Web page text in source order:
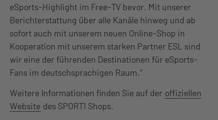
eSports-Highlight im Free-TV bevor. Mit unserer
Berichterstattung über alle Kanäle hinweg und ab
sofort auch mit unserem neuen Online-Shop in
Kooperation mit unserem starken Partner ESL sind
wir eine der führenden Destinationen für eSports-
Fans im deutschsprachigen Raum.“
Weitere Informationen finden Sie auf der offiziellen
Website des SPORT1 Shops.